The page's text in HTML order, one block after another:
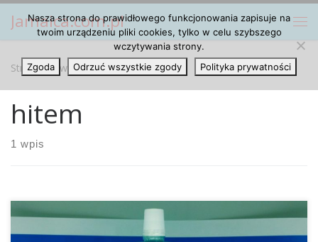
Przejdź do treści
Jamaica.com.pl
Strona główna » hitem
hitem
1 wpis
Nasza strona do prawidłowego funkcjonowania zapisuje na
twoim urządzeniu pliki cookies, tylko w celu szybszego
wczytywania strony.
Zgoda
Odrzuć wszystkie zgody Polityka prywatności